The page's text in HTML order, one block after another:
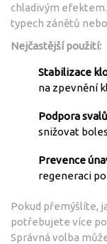
chladivým
typech zánětů
Nejčastější použití:
Stabilizace
na zpevnění
Podpora
snižovat
Prevence
regeneraci
Pokud přemýšlíte,
potřebujete více
Správná volba